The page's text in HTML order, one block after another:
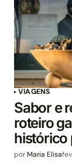
VIAGENS
Sabor e
roteiro
histórico
por Maria Elisa